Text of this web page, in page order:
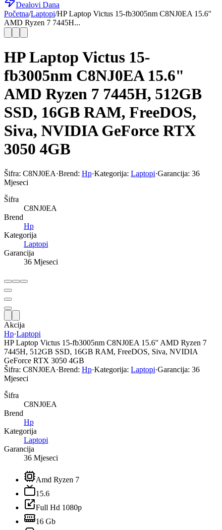
Dealovi Dana
Početna/Laptopi/HP Laptop Victus 15-fb3005nm C8NJ0EA 15.6"
AMD Ryzen 7 7445H...
HP Laptop Victus 15-
fb3005nm C8NJ0EA 15.6"
AMD Ryzen 7 7445H, 512GB
SSD, 16GB RAM, FreeDOS,
Siva, NVIDIA GeForce RTX
3050 4GB
Šifra: C8NJ0EA·Brend: Hp·Kategorija: Laptopi·Garancija: 36
Mjeseci
Šifra
C8NJ0EA
Brend
Hp
Kategorija
Laptopi
Garancija
36 Mjeseci
Akcija
Hp·Laptopi
HP Laptop Victus 15-fb3005nm C8NJ0EA 15.6" AMD Ryzen 7
7445H, 512GB SSD, 16GB RAM, FreeDOS, Siva, NVIDIA
GeForce RTX 3050 4GB
Šifra: C8NJ0EA·Brend: Hp·Kategorija: Laptopi·Garancija: 36
Mjeseci
Šifra
C8NJ0EA
Brend
Hp
Kategorija
Laptopi
Garancija
36 Mjeseci
Amd Ryzen 7
15.6
Full Hd 1080p
16 Gb